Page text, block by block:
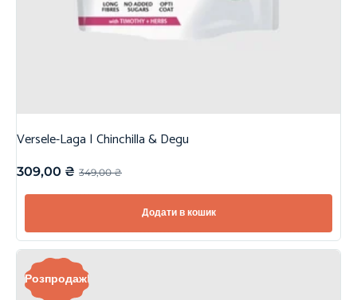
Versele-Laga | Chinchilla & Degu
349,00₴
309,00 ₴
Додати в кошик
Розпродаж!